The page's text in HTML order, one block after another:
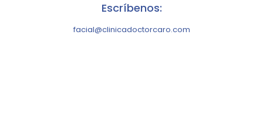
Escríbenos:
facial@clinicadoctorcaro.com